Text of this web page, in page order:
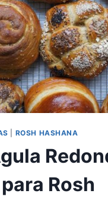
ROSH HASHANA
Rosh